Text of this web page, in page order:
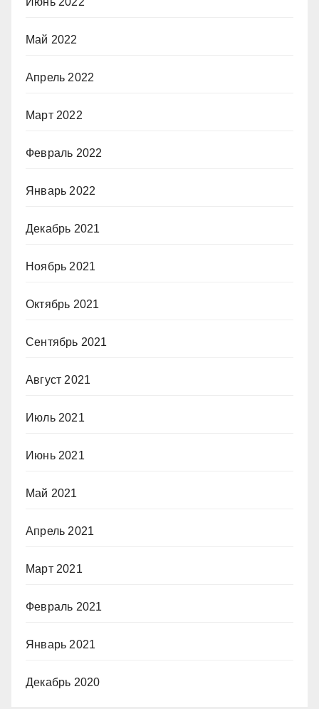
Май 2022
Апрель 2022
Март 2022
Февраль 2022
Январь 2022
Декабрь 2021
Ноябрь 2021
Октябрь 2021
Сентябрь 2021
Август 2021
Июль 2021
Июнь 2021
Май 2021
Апрель 2021
Март 2021
Февраль 2021
Январь 2021
Декабрь 2020